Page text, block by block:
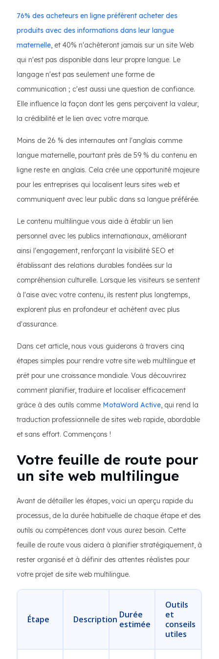
76% des acheteurs en ligne préfèrent acheter des
produits avec des informations dans leur langue
maternelle, et 40% n'achèteront jamais sur un site Web
qui n'est pas disponible dans leur propre langue. Le
langage n'est pas seulement une forme de
communication ; c'est aussi une question de confiance.
Elle influence la façon dont les gens perçoivent la valeur,
la crédibilité et le lien avec votre marque.
Moins de 26 % des internautes ont l'anglais comme
langue maternelle, pourtant près de 59 % du contenu en
ligne reste en anglais. Cela crée une opportunité majeure
pour les entreprises qui localisent leurs sites web et
communiquent avec leur public dans sa langue préférée.
Le contenu multilingue vous aide à établir un lien
personnel avec les publics internationaux, améliorant
ainsi l'engagement, renforçant la visibilité SEO et
établissant des relations durables fondées sur la
compréhension culturelle. Lorsque les visiteurs se sentent
à l'aise avec votre contenu, ils restent plus longtemps,
explorent plus en profondeur et achètent avec plus
d'assurance.
Dans cet article, nous vous guiderons à travers cinq
étapes simples pour rendre votre site web multilingue et
prêt pour une croissance mondiale. Vous découvrirez
comment planifier, traduire et localiser efficacement
grâce à des outils comme MotaWord Active, qui rend la
traduction professionnelle de sites web rapide, abordable
et sans effort. Commençons !
Votre feuille de route pour
un site web multilingue
Avant de détailler les étapes, voici un aperçu rapide du
processus, de la durée habituelle de chaque étape et des
outils ou compétences dont vous aurez besoin. Cette
feuille de route vous aidera à planifier stratégiquement, à
rester organisé et à définir des attentes réalistes pour
votre projet de site web multilingue.
Étape Description Durée
estimée
Outils
et
conseils
utiles